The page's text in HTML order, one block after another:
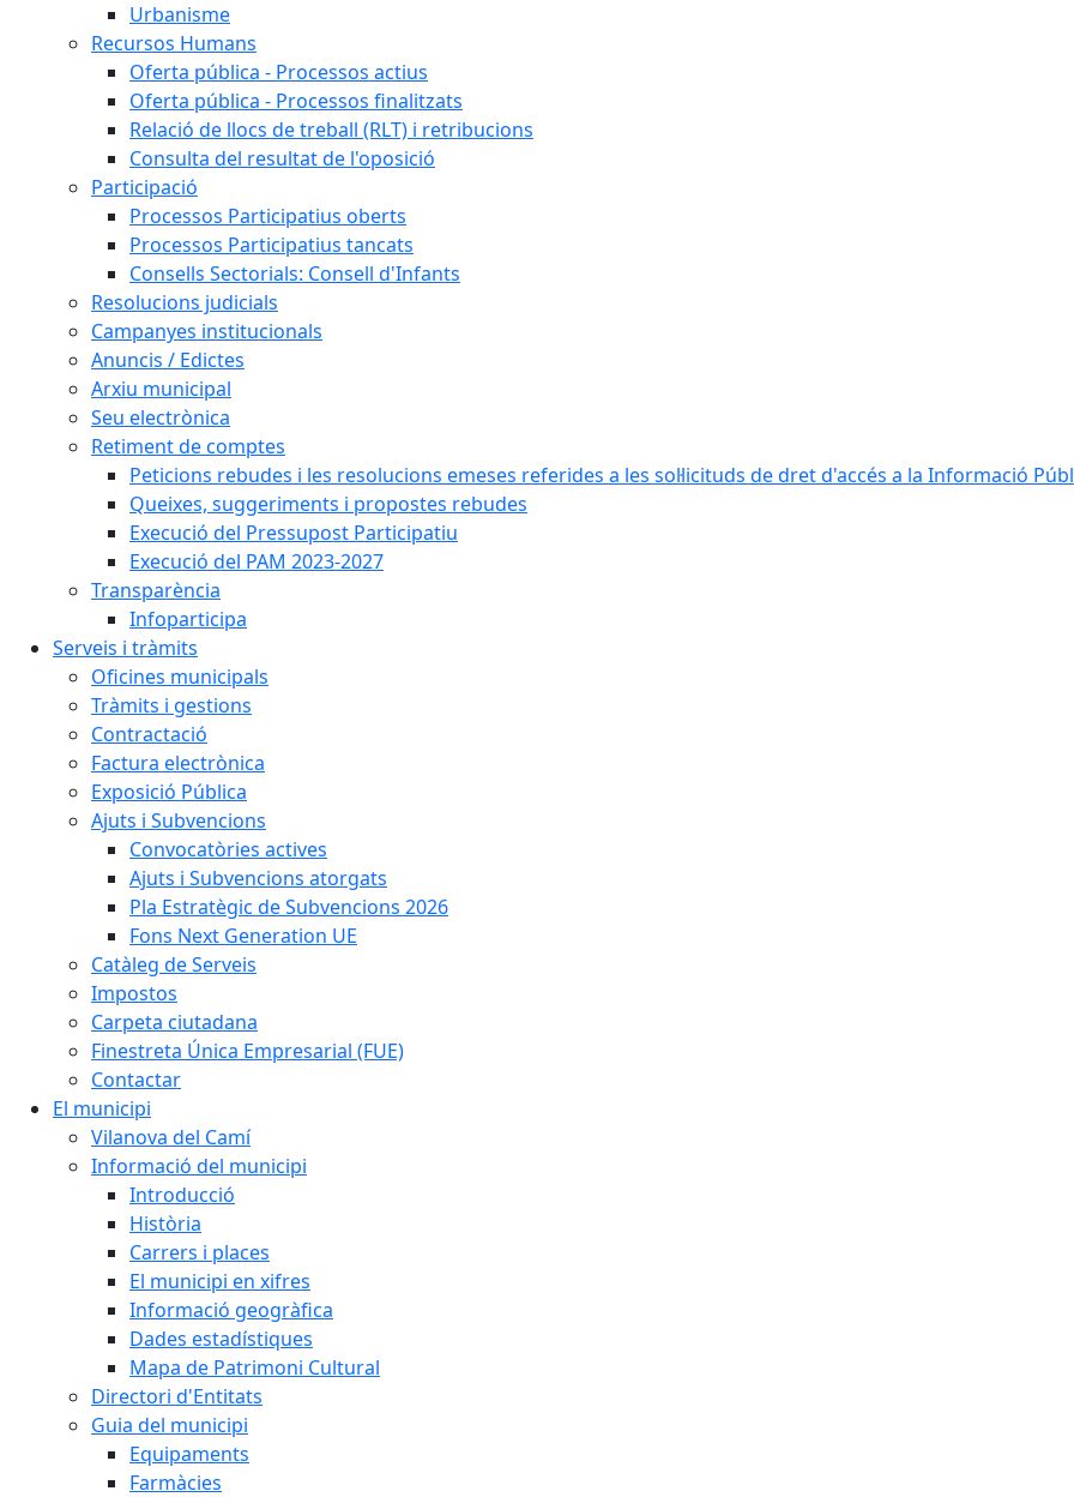
Urbanisme
Recursos Humans
Oferta pública - Processos actius
Oferta pública - Processos finalitzats
Relació de llocs de treball (RLT) i retribucions
Consulta del resultat de l'oposició
Participació
Processos Participatius oberts
Processos Participatius tancats
Consells Sectorials: Consell d'Infants
Resolucions judicials
Campanyes institucionals
Anuncis / Edictes
Arxiu municipal
Seu electrònica
Retiment de comptes
Peticions rebudes i les resolucions emeses referides a les sol·licituds de dret d'accés a la Informació
Queixes, suggeriments i propostes rebudes
Execució del Pressupost Participatiu
Execució del PAM 2023-2027
Transparència
Infoparticipa
Serveis i tràmits
Oficines municipals
Tràmits i gestions
Contractació
Factura electrònica
Exposició Pública
Ajuts i Subvencions
Convocatòries actives
Ajuts i Subvencions atorgats
Pla Estratègic de Subvencions 2026
Fons Next Generation UE
Catàleg de Serveis
Impostos
Carpeta ciutadana
Finestreta Única Empresarial (FUE)
Contactar
El municipi
Vilanova del Camí
Informació del municipi
Introducció
Història
Carrers i places
El municipi en xifres
Informació geogràfica
Dades estadístiques
Mapa de Patrimoni Cultural
Directori d'Entitats
Guia del municipi
Equipaments
Farmàcies